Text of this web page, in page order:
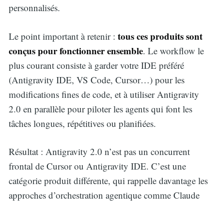
personnalisés.
Le point important à retenir : tous ces produits sont
conçus pour fonctionner ensemble. Le workflow le
plus courant consiste à garder votre IDE préféré
(Antigravity IDE, VS Code, Cursor…) pour les
modifications fines de code, et à utiliser Antigravity
2.0 en parallèle pour piloter les agents qui font les
tâches longues, répétitives ou planifiées.
Résultat : Antigravity 2.0 n’est pas un concurrent
frontal de Cursor ou Antigravity IDE. C’est une
catégorie produit différente, qui rappelle davantage les
approches d’orchestration agentique comme Claude